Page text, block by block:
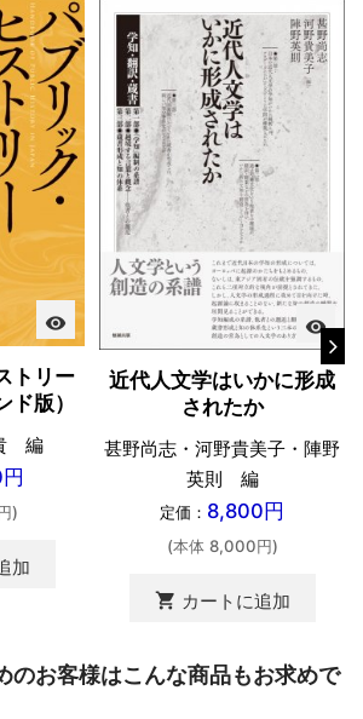
visibility
トリー
ド版）
編
)
加
visibility
近代人文学はいかに形成
されたか
甚野尚志・河野貴美子・陣野
英則 編
定価： 8,800円
(本体 8,000円)
shopping_cart カートに追加
のお客様はこんな商品もお求めで